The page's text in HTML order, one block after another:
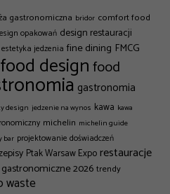
gastronomiczna bridor comfort food
opakowań design restauracji
estetyka jedzenia fine dining FMCG
food designfood
gastronomia
design jedzenie na wynos kawa kawa
michelin michelin guide
bar projektowanie doświadczeń
Ptak Warsaw Exporestauracje
2026trendy
waste